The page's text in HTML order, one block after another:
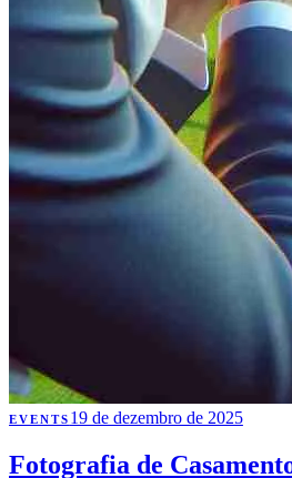
EVENTS 19 de dezembro de 2025
Fotografia de